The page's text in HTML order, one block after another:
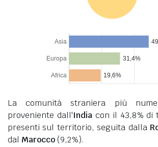
La comunità straniera più
proveniente dall'Indiacon il 43,8% di
presenti sul territorio, seguita dalla
dal Marocco(9,2%).